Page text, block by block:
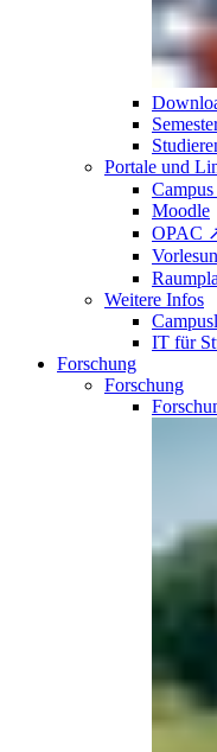
Portale und
Moodle
OPAC
Weitere Infos
IT für
Forschung
Forschung